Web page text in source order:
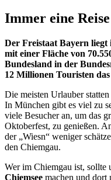
Immer eine
Der Freistaat Bayern liegt
mit einer Fläche von
Bundesland in der
12 Millionen Touristen
Die meisten Urlauber statten
In München gibt es viel zu
viele Besucher an, um das
Oktoberfest, zu genießen.
der „Wiesn“ weniger
den Chiemgau.
Wer im Chiemgau ist, sollte
Chiemsee machen und dort